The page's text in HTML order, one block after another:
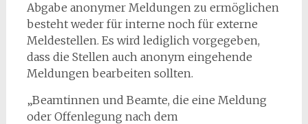
Abgabe anonymer Meldungen zu ermöglichen
besteht weder für interne noch für externe
Meldestellen. Es wird lediglich vorgegeben,
dass die Stellen auch anonym eingehende
Meldungen bearbeiten sollten.
„Beamtinnen und Beamte, die eine Meldung
oder Offenlegung nach dem